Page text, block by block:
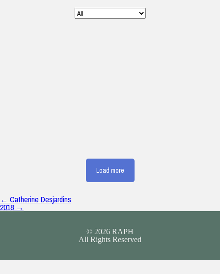
Load more
← Catherine Desjardins
2018 →
© 2026 RAPH
All Rights Reserved